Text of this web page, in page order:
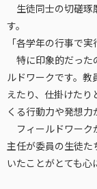
生徒同士の切磋琢
す。
「各学年の行事で
特に印象的だった
ルドワークです。
えたり、仕掛けた
くる行動力や発想力
フィールドワーク
主任が委員の生徒た
いたことがとても心